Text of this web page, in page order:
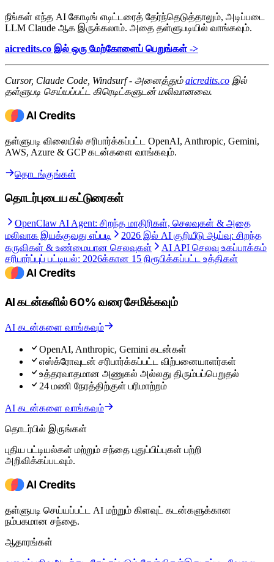
நீங்கள் எந்த AI கோடிங் எடிட்டரைத் தேர்ந்தெடுத்தாலும், அடிப்படை
LLM Claude ஆக இருக்கலாம். அதை தள்ளுபடியில் வாங்கவும்.
aicredits.co இல் ஒரு மேற்கோளைப் பெறுங்கள் ->
Cursor, Claude Code, Windsurf - அனைத்தும்aicredits.co இல்
தள்ளுபடி செய்யப்பட்ட கிரெடிட்களுடன் மலிவானவை.
தள்ளுபடி விலையில் சரிபார்க்கப்பட்ட OpenAI, Anthropic, Gemini,
AWS, Azure & GCP கடன்களை வாங்கவும்.
தொடங்குங்கள்
தொடர்புடைய கட்டுரைகள்
OpenClaw AI Agent: சிறந்த மாதிரிகள், செலவுகள் & அதை
மலிவாக இயக்குவது எப்படி
2026 இல் AI குறியீடு ஆய்வு: சிறந்த
கருவிகள் & உண்மையான செலவுகள்
AI API செலவு உகப்பாக்கம்
சரிபார்ப்புப் பட்டியல்: 2026க்கான 15 நிரூபிக்கப்பட்ட உத்திகள்
AI கடன்களில் 60% வரை சேமிக்கவும்
AI கடன்களை வாங்கவும்
OpenAI, Anthropic, Gemini கடன்கள்
எஸ்க்ரோவுடன் சரிபார்க்கப்பட்ட விற்பனையாளர்கள்
உத்தரவாதமான அணுகல் அல்லது திரும்பப்பெறுதல்
24 மணி நேரத்திற்குள் பரிமாற்றம்
AI கடன்களை வாங்கவும்
தொடர்பில் இருங்கள்
புதிய பட்டியல்கள் மற்றும் சந்தை புதுப்பிப்புகள் பற்றி
அறிவிக்கப்படவும்.
தள்ளுபடி செய்யப்பட்ட AI மற்றும் கிளவுட் கடன்களுக்கான
நம்பகமான சந்தை.
ஆதாரங்கள்